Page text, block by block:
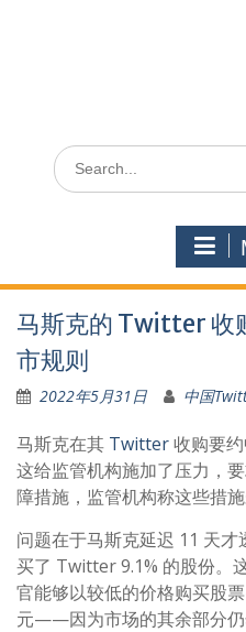
Search
for:
马斯克的 Twitter 收
市规则
2022年5月31日 中国
马斯克在其 Twitter收购要
这给监管机构施加了压力，
障措施，监管机构称这些措施
问题在于马斯克延迟 11 天
买了 Twitter 9.1% 的股份。
官能够以较低的价格购买股
元——因为市场的其余部分仍